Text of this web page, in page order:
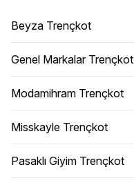
Beyza Trençkot
Genel Markalar Trençkot
Modamihram Trençkot
Misskayle Trençkot
Pasaklı Giyim Trençkot